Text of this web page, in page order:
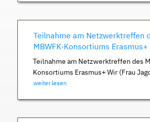
Teilnahme am Netzwerktreffen
MBWFK-Konsortiums Erasmus+
Teilnahme am Netzwerktreffen des
Konsortiums Erasmus+ Wir (Frau
weiter lesen